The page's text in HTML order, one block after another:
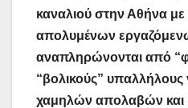
καναλιού στην Αθήνα με
απολυμένων
αναπληρώνονται από
“βολικούς” υπαλλήλους
χαμηλών απολαβών και